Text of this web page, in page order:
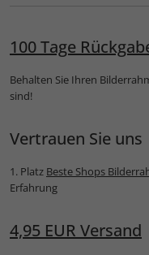
100 Tage
Behalten Sie Ihren
sind!
Vertrauen Sie uns
1. Platz Beste Shops
Erfahrung
4,95 EUR Versand